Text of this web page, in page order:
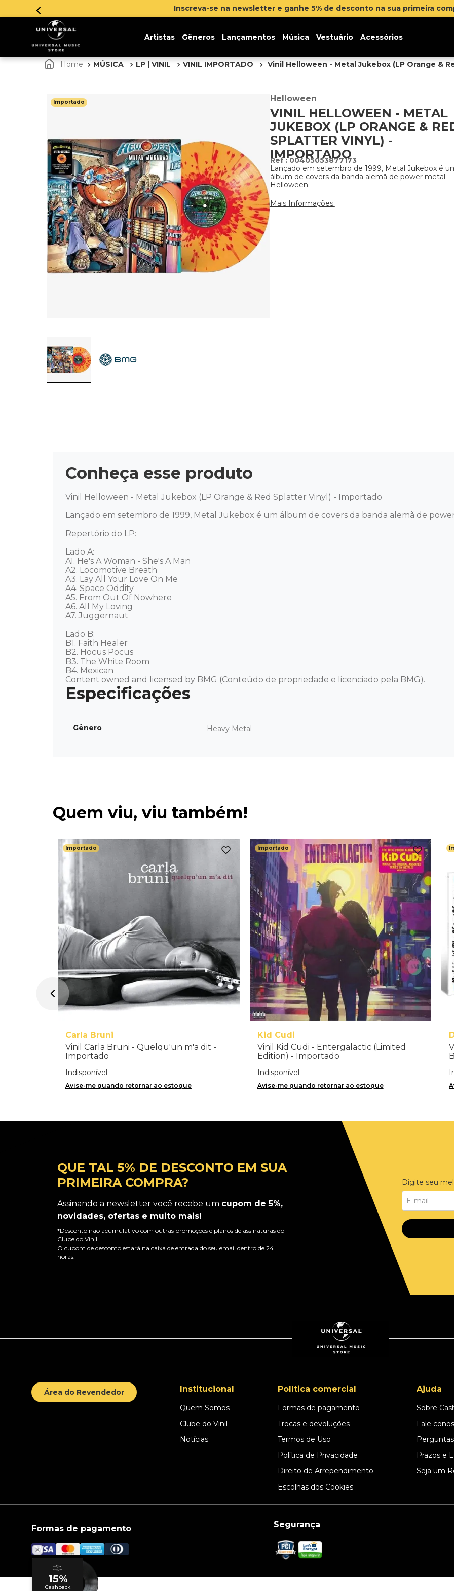
Inscreva-se na newsletter e ganhe 5% de desconto na sua primeira
Artistas Gêneros Lançamentos Música Vestuário Acessórios
MÚSICA LP | VINIL VINIL IMPORTADO Vinil Helloween - Metal Jukebox (LP Orange &
Importado Helloween
VINIL HELLOWEEN - METAL
JUKEBOX (LP ORANGE &
SPLATTER VINYL) -
IMPORTADO
:00405053877173
Lançado em setembro de 1999, Metal Jukebox é
álbum de covers da banda alemã de power metal
Helloween.
Mais Informações.
Conheça esse produto
Vinil Helloween - Metal Jukebox (LP Orange & Red Splatter Vinyl) - Importado
Lançado em setembro de 1999, Metal Jukebox é um álbum de covers da banda alemã de
Repertório do LP:
Lado A:
A1. He's A Woman - She's A Man
A2. Locomotive Breath
A3. Lay All Your Love On Me
A4. Space Oddity
A5. From Out Of Nowhere
A6. All My Loving
A7. Juggernaut
Lado B:
B1. Faith Healer
B2. Hocus Pocus
B3. The White Room
B4. Mexican
Content owned and licensed by BMG (Conteúdo de propriedade e licenciado pela BMG).
Gênero Heavy Metal
Quem viu, viu também!
Importado
Carla Bruni
Vinil Carla Bruni - Quelqu'un m'a dit -
Importado
Indisponível
Avise-me quando retornar ao estoque
Importado
Kid Cudi
Vinil Kid Cudi - Entergalactic (Limited
Edition) - Importado
Indisponível
Avise-me quando retornar ao estoque
QUE TAL 5% DE DESCONTO EM SUA
PRIMEIRA COMPRA?
Assinando a newsletter você recebe um cupom de 5%,
novidades, ofertas e muito mais!
*Desconto não acumulativo com outras promoções e planos de assinaturas do
Clube do Vinil.
O cupom de desconto estará na caixa de entrada do seu email dentro de 24
horas.
Digite seu
Área do Revendedor Institucional
Quem Somos
Clube do Vinil
Notícias
Política comercial
Formas de pagamento
Trocas e devoluções
Termos de Uso
Política de Privacidade
Direito de Arrependimento
Escolhas dos Cookies
Ajuda
Sobre
Fale
Prazos e
Seja um
Formas de pagamento Segurança